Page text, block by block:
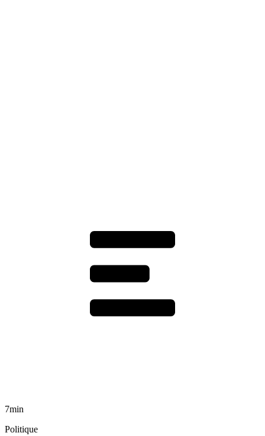
7min
Politique